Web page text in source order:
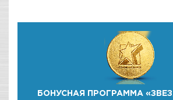
БОНУСНАЯ ПРОГРАММА